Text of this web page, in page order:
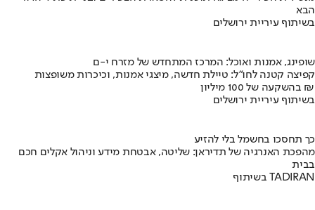
הבא
בשיתוף עיריית ירושלים
שופינג, אמנות ואוכל: המרכז המתחדש של מזרח י-ם
קפיצה קטנה לחו"ל: טיילת חדשה, מיצגי אמנות, וכיכרות משופצות
בהשקעה של 100 מיליון ₪
בשיתוף עיריית ירושלים
כך תחסכו בחשמל בלי להזיע
מהפכת האנרגיה של תדיראן: שליטה, אבטחת מידע וניהול אקלים חכם
בבית
בשיתוף TADIRAN